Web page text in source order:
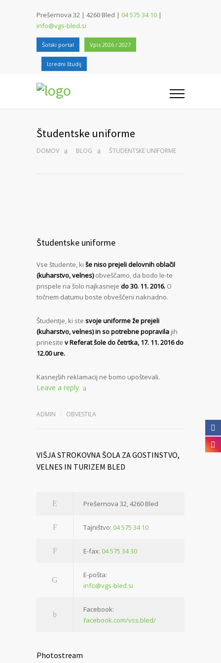
Prešernova 32 | 4260 Bled | 04 575 34 10 |
info@vgs-bled.si
Šolski portal Vpis 2026 / 2027
Izredni študij
Študentske uniforme
DOMOV BLOG ŠTUDENTSKE UNIFORME
Študentske uniforme
Vse študente, ki še niso prejeli delovnih oblačil
(kuharstvo, velnes)obveščamo, da bodo le-te
prispele na šolo najkasneje do 30. 11. 2016. O
točnem datumu boste obveščeni naknadno.
Študentje, ki ste svoje uniforme že prejeli
(kuharstvo, velnes) in so potrebne popravila jih
prinesite v Referat šole do četrtka, 17. 11. 2016 do
12.00 ure.
Kasnejših reklamacij ne bomo upoštevali.
Leave a reply
ADMIN OBVESTILA
VIŠJA STROKOVNA ŠOLA ZA GOSTINSTVO,
VELNES IN TURIZEM BLED
Prešernova 32, 4260 Bled
Tajništvo: 04 575 34 10
E-fax: 04 575 34 30
E-pošta:
info@vgs-bled.si
Facebook:
facebook.com/vss.bled/
Photostream